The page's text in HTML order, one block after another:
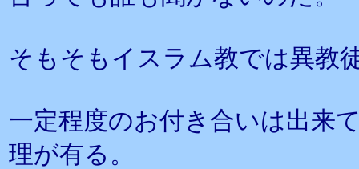
そもそもイスラム教では異教
一定程度のお付き合いは出来
理が有る。